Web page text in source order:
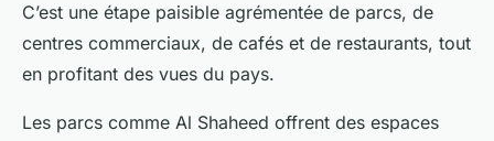
C’est une étape paisible agrémentée de parcs, de
centres commerciaux, de cafés et de restaurants, tout
en profitant des vues du pays.
Les parcs comme Al Shaheed offrent des espaces